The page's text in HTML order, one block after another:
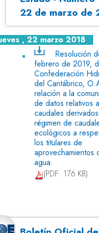
22 de marzo de
, 22 marzo 2018
Resolución
febrero de 2019,
Confederación
del Cantábrico,
relación a la
de datos relativos
caudales
régimen de
ecológicos a
los titulares de
aprovechamientos
agua.
(PDF: 176 KB)